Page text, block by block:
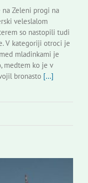
Zeleni progi na
veleslalom
so nastopili tudi
V kategoriji otroci je
mladinkami je
medtem ko je v
bronasto [...]